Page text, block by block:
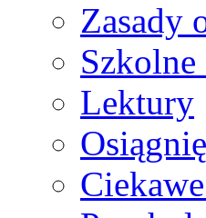
Zasady
Lektury